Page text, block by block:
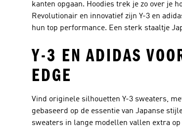
kanten opgaan. Hoodies trek je zo over je
Revolutionair en innovatief zijn Y-3 en
hun top performance. Een sterk staaltje
Y-3 EN ADIDAS
EDGE
Vind originele silhouetten Y-3 sweaters,
gebaseerd op de essentie van Japanse
sweaters in lange modellen vallen extra